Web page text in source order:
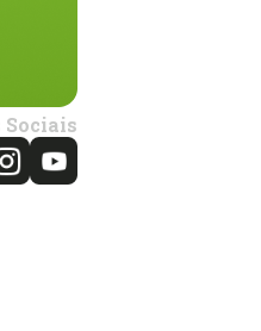
Sociais